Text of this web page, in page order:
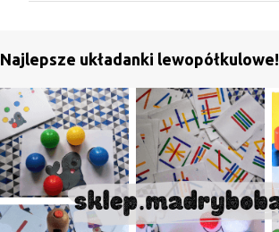
t
a
r
z
e
Najlepsze układanki lewopółkulowe!